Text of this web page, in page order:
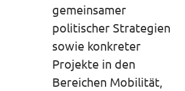
gemeinsamer
politischer Strategien
sowie konkreter
Projekte in den
Bereichen Mobilität,